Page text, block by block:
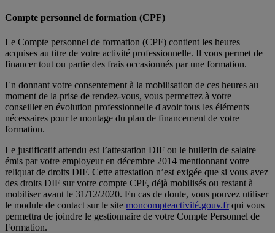
Compte personnel de formation (CPF)
Le Compte personnel de formation (CPF) contient les heures
acquises au titre de votre activité professionnelle. Il vous permet de
financer tout ou partie des frais occasionnés par une formation.
En donnant votre consentement à la mobilisation de ces heures au
moment de la prise de rendez-vous, vous permettez à votre
conseiller en évolution professionnelle d'avoir tous les éléments
nécessaires pour le montage du plan de financement de votre
formation.
Le justificatif attendu est l’attestation DIF ou le bulletin de salaire
émis par votre employeur en décembre 2014 mentionnant votre
reliquat de droits DIF. Cette attestation n’est exigée que si vous avez
des droits DIF sur votre compte CPF, déjà mobilisés ou restant à
mobiliser avant le 31/12/2020. En cas de doute, vous pouvez utiliser
le module de contact sur le site moncompteactivité.gouv.frqui vous
permettra de joindre le gestionnaire de votre Compte Personnel de
Formation.